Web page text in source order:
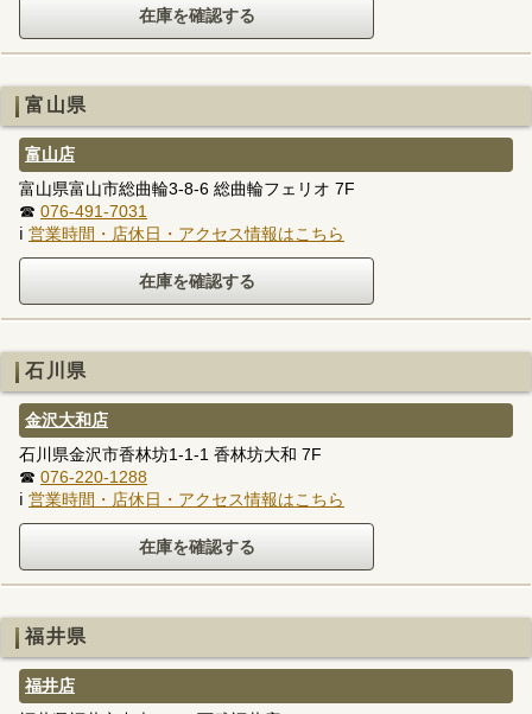
富山県
富山店
富山県富山市総曲輪3-8-6 総曲輪フェリオ 7F
☎ 076-491-7031
ℹ 営業時間・店休日・アクセス情報はこちら
石川県
金沢大和店
石川県金沢市香林坊1-1-1 香林坊大和 7F
☎ 076-220-1288
ℹ 営業時間・店休日・アクセス情報はこちら
福井県
福井店